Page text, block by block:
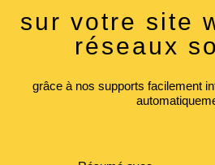
sur votre site
réseaux
grâce à nos supports facilement